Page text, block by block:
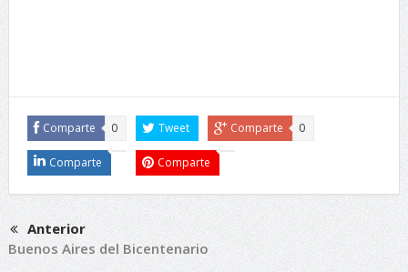
Comparte 0 Tweet Comparte 0
Comparte Comparte
Anterior
Buenos Aires del Bicentenario